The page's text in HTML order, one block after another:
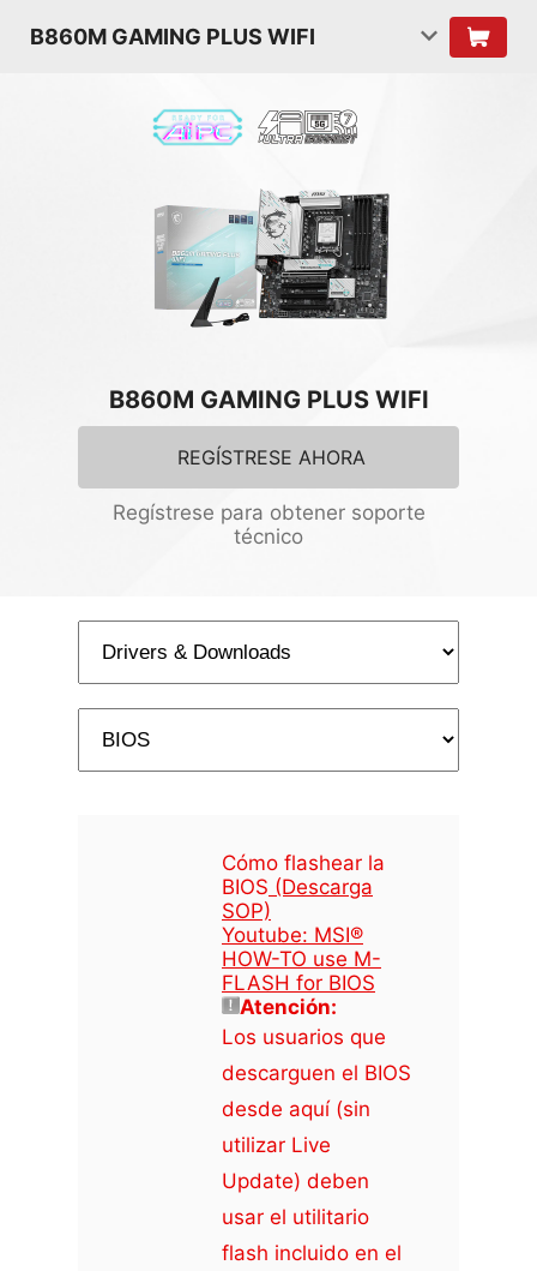
B860M GAMING PLUS WIFI
B860M GAMING PLUS WIFI
REGÍSTRESE AHORA
Regístrese para obtener soporte
técnico
Cómo flashear la
BIOS (Descarga
SOP)
Youtube: MSI®
HOW-TO use M-
FLASH for BIOS
Atención:
Los usuarios que
descarguen el BIOS
desde aquí (sin
utilizar Live
Update) deben
usar el utilitario
flash incluido en el